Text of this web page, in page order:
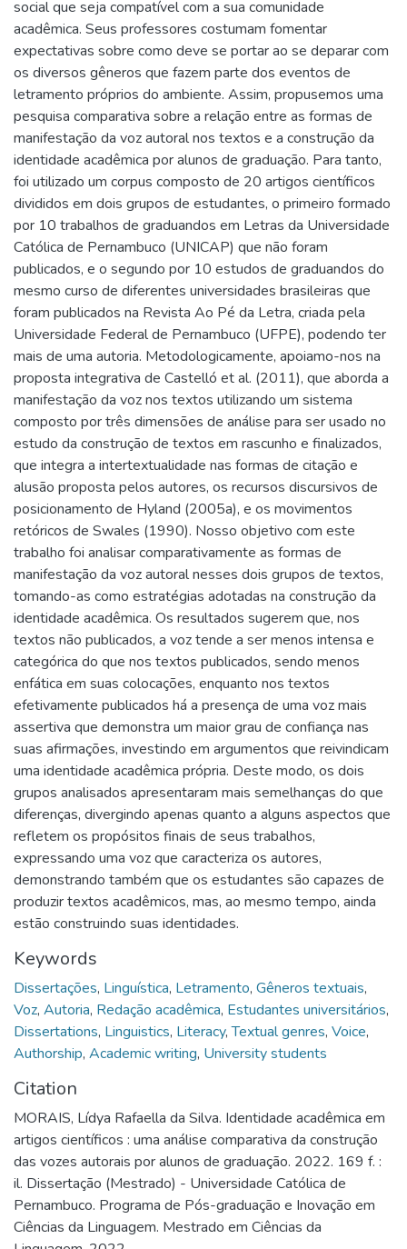
social que seja compatível com a sua comunidade
acadêmica. Seus professores costumam fomentar
expectativas sobre como deve se portar ao se deparar com
os diversos gêneros que fazem parte dos eventos de
letramento próprios do ambiente. Assim, propusemos uma
pesquisa comparativa sobre a relação entre as formas de
manifestação da voz autoral nos textos e a construção da
identidade acadêmica por alunos de graduação. Para tanto,
foi utilizado um corpus composto de 20 artigos científicos
divididos em dois grupos de estudantes, o primeiro formado
por 10 trabalhos de graduandos em Letras da Universidade
Católica de Pernambuco (UNICAP) que não foram
publicados, e o segundo por 10 estudos de graduandos do
mesmo curso de diferentes universidades brasileiras que
foram publicados na Revista Ao Pé da Letra, criada pela
Universidade Federal de Pernambuco (UFPE), podendo ter
mais de uma autoria. Metodologicamente, apoiamo-nos na
proposta integrativa de Castelló et al. (2011), que aborda a
manifestação da voz nos textos utilizando um sistema
composto por três dimensões de análise para ser usado no
estudo da construção de textos em rascunho e finalizados,
que integra a intertextualidade nas formas de citação e
alusão proposta pelos autores, os recursos discursivos de
posicionamento de Hyland (2005a), e os movimentos
retóricos de Swales (1990). Nosso objetivo com este
trabalho foi analisar comparativamente as formas de
manifestação da voz autoral nesses dois grupos de textos,
tomando-as como estratégias adotadas na construção da
identidade acadêmica. Os resultados sugerem que, nos
textos não publicados, a voz tende a ser menos intensa e
categórica do que nos textos publicados, sendo menos
enfática em suas colocações, enquanto nos textos
efetivamente publicados há a presença de uma voz mais
assertiva que demonstra um maior grau de confiança nas
suas afirmações, investindo em argumentos que reivindicam
uma identidade acadêmica própria. Deste modo, os dois
grupos analisados apresentaram mais semelhanças do que
diferenças, divergindo apenas quanto a alguns aspectos que
refletem os propósitos finais de seus trabalhos,
expressando uma voz que caracteriza os autores,
demonstrando também que os estudantes são capazes de
produzir textos acadêmicos, mas, ao mesmo tempo, ainda
estão construindo suas identidades.
Keywords
Dissertações, Linguística, Letramento, Gêneros textuais,
Voz, Autoria, Redação acadêmica, Estudantes universitários,
Dissertations, Linguistics, Literacy,Textual genres, Voice,
Authorship, Academic writing, University students
Citation
MORAIS, Lídya Rafaella da Silva. Identidade acadêmica em
artigos científicos : uma análise comparativa da construção
das vozes autorais por alunos de graduação. 2022. 169 f. :
il. Dissertação (Mestrado) - Universidade Católica de
Pernambuco. Programa de Pós-graduação e Inovação em
Ciências da Linguagem. Mestrado em Ciências da